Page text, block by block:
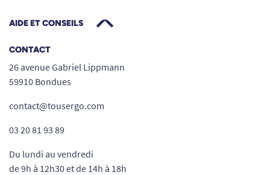
Absorption rapide pour un effet garde au
Protection renforcée pendant plusieurs
heures
Bonne rétention sans surépaisseur visible
Adapté à un usage de jour comme de nuit
AIDE ET CONSEILS
CONTACT
26 avenue Gabriel Lippmann
59910 Bondues
contact@tousergo.com
03 20 81 93 89
Du lundi au vendredi
de 9h à 12h30 et de 14h à 18h